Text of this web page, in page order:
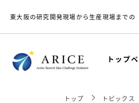
東大阪の研究開発現場から生産現場まで
トップ
トップ トピックス